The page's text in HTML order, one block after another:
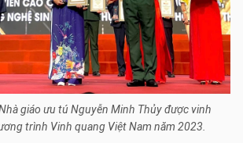
giáo ưu tú Nguyễn Minh Thủy được vinh
trình Vinh quang Việt Nam năm 2023.